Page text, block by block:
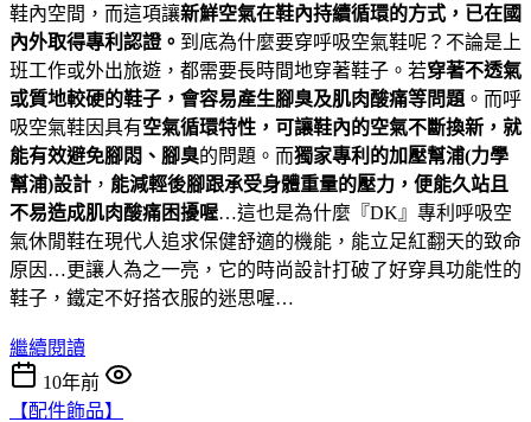
鞋內空間，而這項讓新鮮空氣在鞋內持續循環的方式，已在國
內外取得專利認證。 到底為什麼要穿呼吸空氣鞋呢？不論是上
班工作或外出旅遊，都需要長時間地穿著鞋子。若穿著不透氣
或質地較硬的鞋子，會容易產生腳臭及肌肉酸痛等問題 。而呼
吸空氣鞋因具有空氣循環特性，可讓鞋內的空氣不斷換新，就
能有效避免腳悶、腳臭的問題。而獨家專利的加壓幫浦(力學
幫浦)設計 ， 能減輕後腳跟承受身體重量的壓力，便能久站且
不易造成肌肉酸痛困擾喔…這也是為什麼『DK』專利呼吸空
氣休閒鞋在現代人追求保健舒適的機能，能立足紅翻天的致命
原因…更讓人為之一亮，它的時尚設計打破了好穿具功能性的
鞋子，鐵定不好搭衣服的迷思喔…
繼續閱讀
10年前
【配件飾品】